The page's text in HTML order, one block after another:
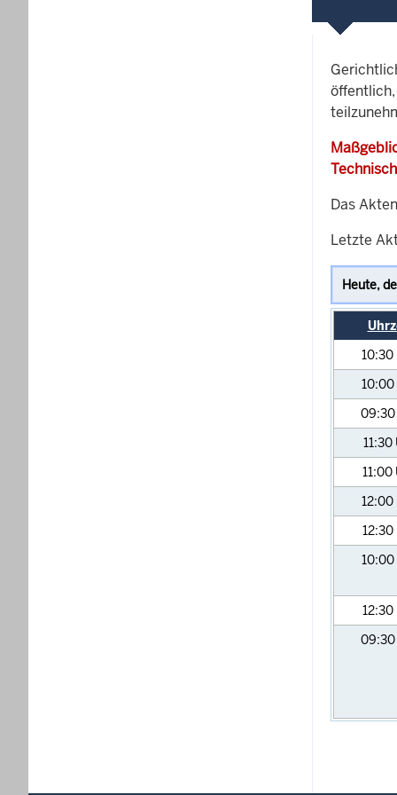
Das
Letzte
10:30
10:00
09:30
11:30
11:00
12:00
12:30
10:00
12:30
09:30